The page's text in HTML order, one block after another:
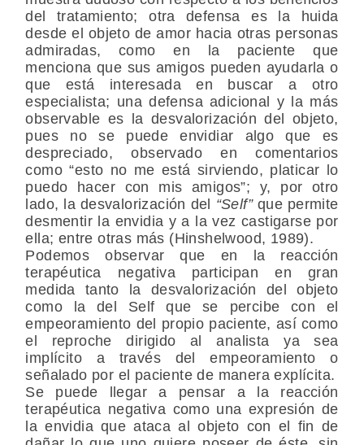
del tratamiento; otra defensa es la huida
desde el objeto de amor hacia otras personas
admiradas, como en la paciente que
menciona que sus amigos pueden ayudarla o
que está interesada en buscar a otro
especialista; una defensa adicional y la más
observable es la desvalorización del objeto,
pues no se puede envidiar algo que es
despreciado, observado en comentarios
como “esto no me está sirviendo, platicar lo
puedo hacer con mis amigos”; y, por otro
lado, la desvalorización del “Self”que permite
desmentir la envidia y a la vez castigarse por
ella; entre otras más (Hinshelwood, 1989).
Podemos observar que en la reacción
terapéutica negativa participan en gran
medida tanto la desvalorización del objeto
como la del Self que se percibe con el
empeoramiento del propio paciente, así como
el reproche dirigido al analista ya sea
implícito a través del empeoramiento o
señalado por el paciente de manera explícita.
Se puede llegar a pensar a la reacción
terapéutica negativa como una expresión de
la envidia que ataca al objeto con el fin de